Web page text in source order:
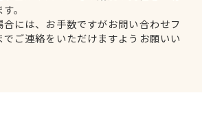
。
には、お手数ですがお問い合わせフ
でご連絡をいただけますようお願いい